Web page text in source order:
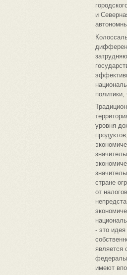
и
политики,
уровня
стране
от
- это
является
имеют